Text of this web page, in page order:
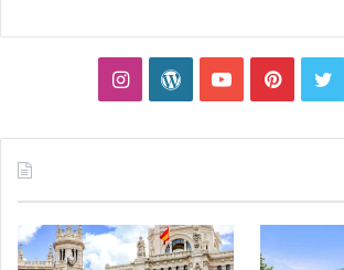
توییترپینتریستیوتیوبوردپرساینستاگرام